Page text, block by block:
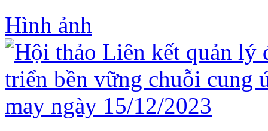
Hình ảnh